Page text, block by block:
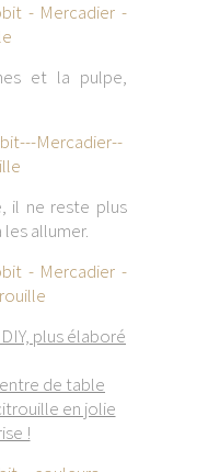
et la pulpe,
il ne reste plus
les allumer.
plus élaboré
de table
en jolie
!